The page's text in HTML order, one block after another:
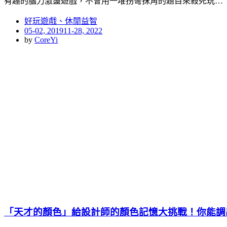
好玩遊戲、休閒益智
Posted
on
05-02, 201911-28, 2022
by CoreYi
「天才的顏色」給設計師的顏色記憶大挑戰！你能